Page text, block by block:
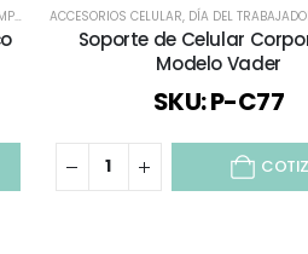
ACCESORIOS CELULAR, DÍA DEL
Soporte de Celular
Modelo Vader
SKU: P-C77